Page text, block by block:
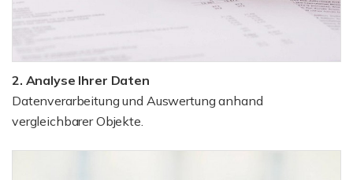
2. Analyse Ihrer Daten
Datenverarbeitung und Auswertung anhand
vergleichbarer Objekte.